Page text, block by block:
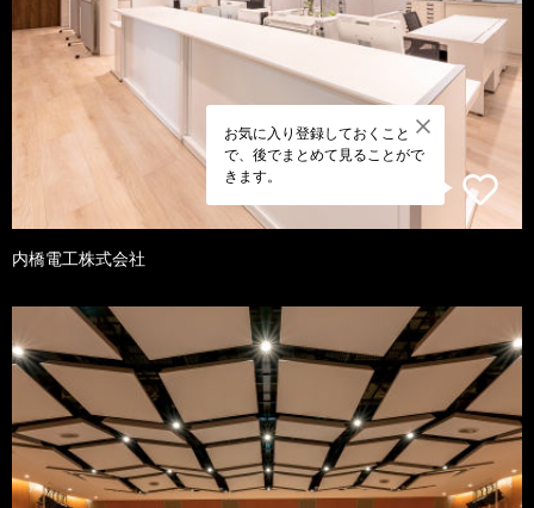
お気に入り登録しておくこと
で、後でまとめて見ることがで
きます。
内橋電工株式会社